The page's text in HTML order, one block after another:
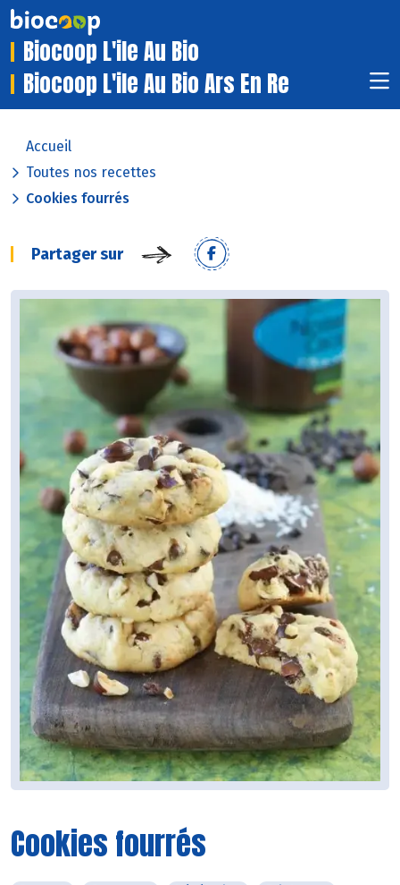
Biocoop L'ile Au Bio
Biocoop L'ile Au Bio Ars En Re
Accueil
Toutes nos recettes
Cookies fourrés
Partager sur
Cookies fourrés